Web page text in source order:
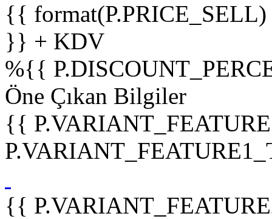
{{
}} + KDV
%{{
Öne Çıkan Bilgiler
{{
{{